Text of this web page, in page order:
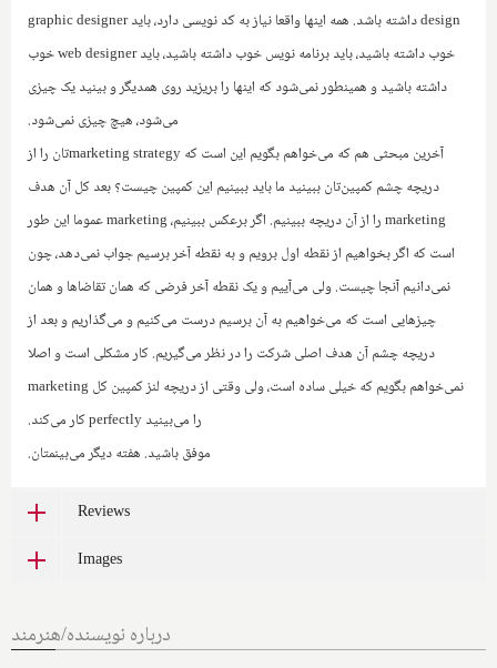
designداشته باشد. همه اینها واقعا نیاز به کد نویسی دارد، بایدgraphic designer
خوب داشته باشید، باید برنامه نویس خوب داشته باشید، بایدweb designerخوب
داشته باشید و همینطور نمی‌شود که اینها را بریزید روی همدیگر و بینید یک چیزی
می‌شود، هیچ چیزی نمی‌شود.
آخرین مبحثی هم که می‌خواهم بگویم این است کهmarketing strategyتان را از
دریچه چشم کمپین‌تان ببینید ما باید ببینیم این کمپین چیست؟ بعد کل آن هدف
marketingرا از آن دریچه ببینیم. اگر برعکس ببینیم،marketingعموما این طور
است که اگر بخواهیم از نقطه اول برویم و به نقطه آخر برسیم جواب نمی‌دهد، چون
نمی‌دانیم آنجا چیست. ولی می‌آییم و یک نقطه آخر فرضی که همان تقاضا‌ها و همان
چیزهایی است که می‌خواهیم به آن برسیم درست می‌کنیم و می‌گذاریم و بعد از
دریچه چشم آن هدف اصلی شرکت را در نظر می‌گیریم. کار مشکلی است و اصلا
نمی‌خواهم بگویم که خیلی ساده است، ولی وقتی از دریچه لنز کمپین کلmarketing
را می‌بینیدperfectlyکار می‌کند.
موفق باشید. هفته دیگر می‌بینمتان.
Reviews
Images
درباره نویسنده/هنرمند